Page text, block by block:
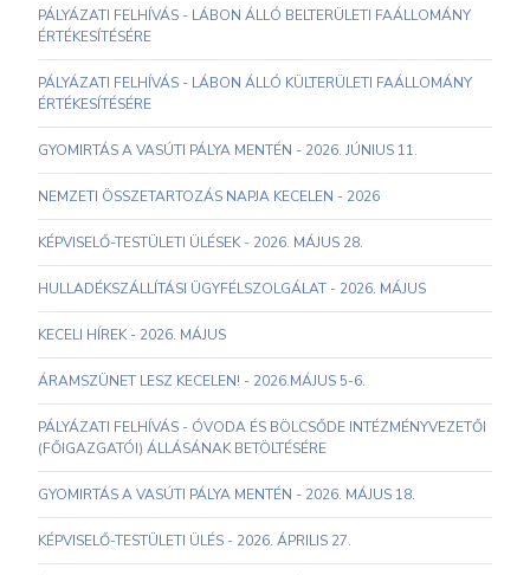
PÁLYÁZATI FELHÍVÁS - LÁBON ÁLLÓ BELTERÜLETI FAÁLLOMÁNY
ÉRTÉKESÍTÉSÉRE
PÁLYÁZATI FELHÍVÁS - LÁBON ÁLLÓ KÜLTERÜLETI FAÁLLOMÁNY
ÉRTÉKESÍTÉSÉRE
GYOMIRTÁS A VASÚTI PÁLYA MENTÉN - 2026. JÚNIUS 11.
NEMZETI ÖSSZETARTOZÁS NAPJA KECELEN - 2026
KÉPVISELŐ-TESTÜLETI ÜLÉSEK - 2026. MÁJUS 28.
HULLADÉKSZÁLLÍTÁSI ÜGYFÉLSZOLGÁLAT - 2026. MÁJUS
KECELI HÍREK - 2026. MÁJUS
ÁRAMSZÜNET LESZ KECELEN! - 2026.MÁJUS 5-6.
PÁLYÁZATI FELHÍVÁS - ÓVODA ÉS BÖLCSŐDE INTÉZMÉNYVEZETŐI
(FŐIGAZGATÓI) ÁLLÁSÁNAK BETÖLTÉSÉRE
GYOMIRTÁS A VASÚTI PÁLYA MENTÉN - 2026. MÁJUS 18.
KÉPVISELŐ-TESTÜLETI ÜLÉS - 2026. ÁPRILIS 27.